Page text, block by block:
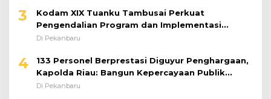
3
Kodam XIX Tuanku Tambusai Perkuat
Pengendalian Program dan Implementasi
Doktrin TNI AD
Di Pekanbaru
4
133 Personel Berprestasi Diguyur Penghargaan,
Kapolda Riau: Bangun Kepercayaan Publik
dengan Karya Nyata
Di Pekanbaru